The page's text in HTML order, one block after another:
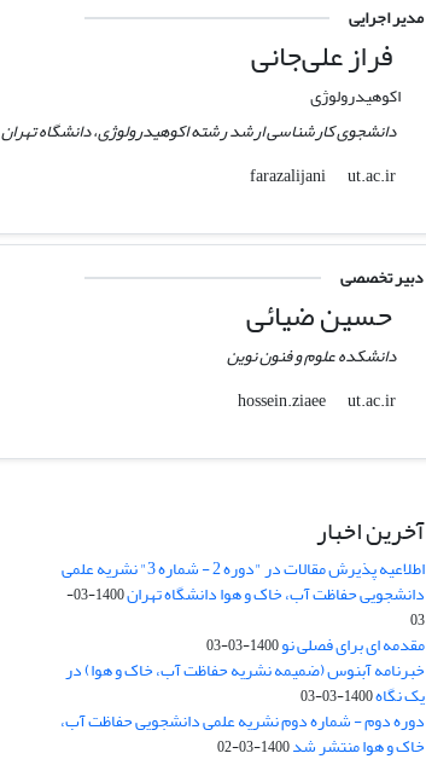
مدیر اجرایی
فراز علی‌جانی
اکوهیدرولوژی
دانشجوی کارشناسی ‌ارشد رشته اکوهیدرولوژی، دانشگاه تهران
farazalijani
ut.ac.ir
دبیر تخصصی
حسین ضیائی
دانشکده علوم و فنون نوین
hossein.ziaee
ut.ac.ir
آخرین اخبار
اطلاعیه پذیرش مقالات در "دوره 2 - شماره 3" نشریه علمی
دانشجویی حفاظت آب، خاک و هوا دانشگاه تهران
1400-03-
03
مقدمه ای برای فصلی نو1400-03-03
خبرنامه آبنوس (ضمیمه نشریه حفاظت آب، خاک و هوا) در
یک نگاه1400-03-03
دوره دوم - شماره دوم نشریه علمی دانشجویی حفاظت آب،
خاک و هوا منتشر شد1400-03-02